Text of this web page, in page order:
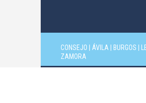
CONSEJO ÁVILA BURGOS
ZAMORA